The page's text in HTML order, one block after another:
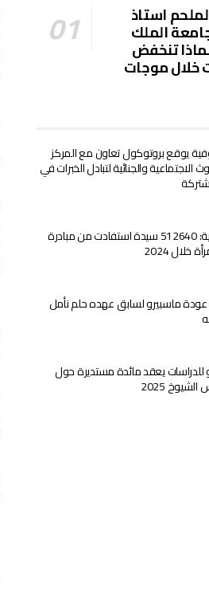
استاذ
الملك
تنخفض
خلال موجات
يوقع بروتوكول تعاون مع المركز
الاجتماعية والجنائية لتبادل الخبرات في
صحة المنوفية: 512640 سيدة استفادت من مبادرة
خلال 2024
عودة ماسبيرو لسابق عهده حلم نأمل
للدراسات يعقد مائدة مستديرة حول
2025